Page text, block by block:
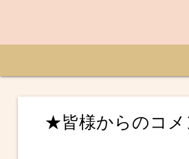
★皆様からのコ